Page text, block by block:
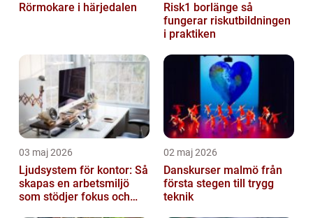
Rörmokare i härjedalen
Risk1 borlänge så
fungerar riskutbildningen
i praktiken
03 maj 2026
Ljudsystem för kontor: Så
skapas en arbetsmiljö
som stödjer fokus och
02 maj 2026
Danskurser malmö från
första stegen till trygg
teknik